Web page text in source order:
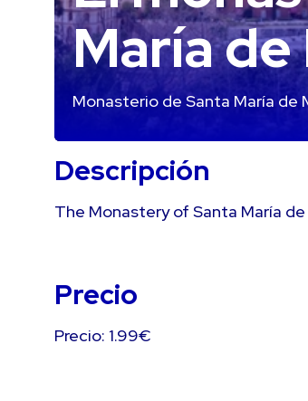
María
Monasterio de Santa María de
Descripción
The Monastery of Santa María
Precio
Precio: 1.99€